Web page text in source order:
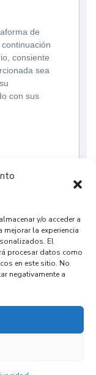
y/o acceder a
la experiencia
El
procesar datos como
en este sitio. No
negativamente a
de
consiente
sea
con sus